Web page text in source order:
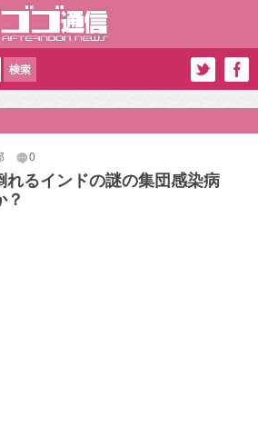
0
れるインドの謎の集団感染病
？